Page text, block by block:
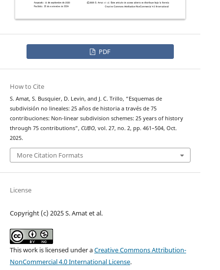
PDF
How to Cite
S. Amat, S. Busquier, D. Levin, and J. C. Trillo, “Esquemas de
subdivisión no lineales: 25 años de historia a través de 75
contribuciones: Non-linear subdivision schemes: 25 years of history
through 75 contributions”, CUBO, vol. 27, no. 2, pp. 461–504, Oct.
2025.
More Citation Formats
License
Copyright (c) 2025 S. Amat et al.
This work is licensed under aCreative Commons Attribution-
NonCommercial 4.0 International License.